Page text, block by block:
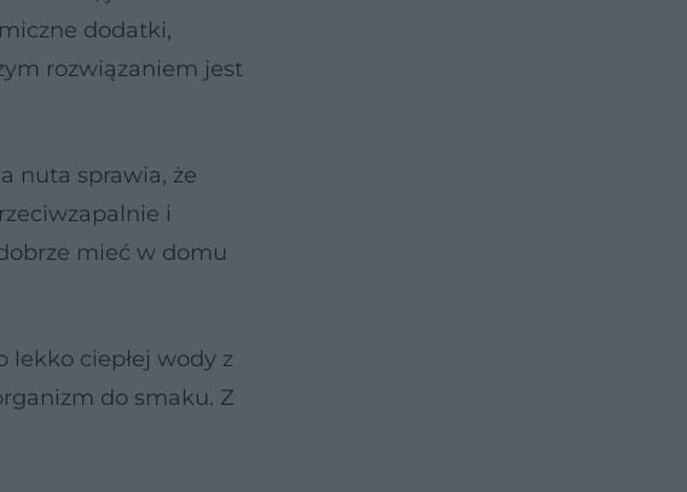
dodatki,
rozwiązaniem jest
nuta sprawia, że
i
mieć w domu
lekko ciepłej wody z
do smaku. Z